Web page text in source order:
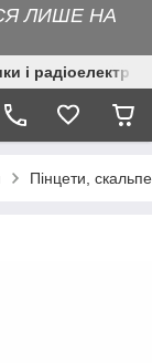
ЛИШЕ НА
і
Пінцети,